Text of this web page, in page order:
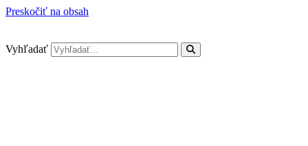
Preskočiť na obsah
Vyhľadať